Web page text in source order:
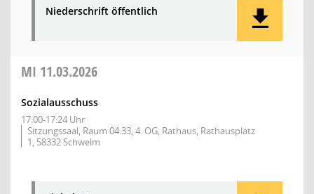
Niederschrift öffentlich
MI 11.03.2026
Sozialausschuss
17:00-17:24 Uhr
Sitzungssaal, Raum 04.33, 4. OG, Rathaus, Rathausplatz
1, 58332 Schwelm